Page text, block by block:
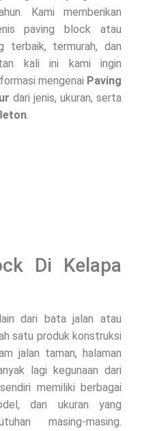
Kami memberikan
paving block atau
terbaik, termurah, dan
kali ini kami ingin
mengenai Paving
dari jenis, ukuran, serta
.
Di Kelapa
dari bata jalan atau
satu produk konstruksi
jalan taman, halaman
lagi kegunaan dari
memiliki berbagai
dan ukuran yang
masing-masing.